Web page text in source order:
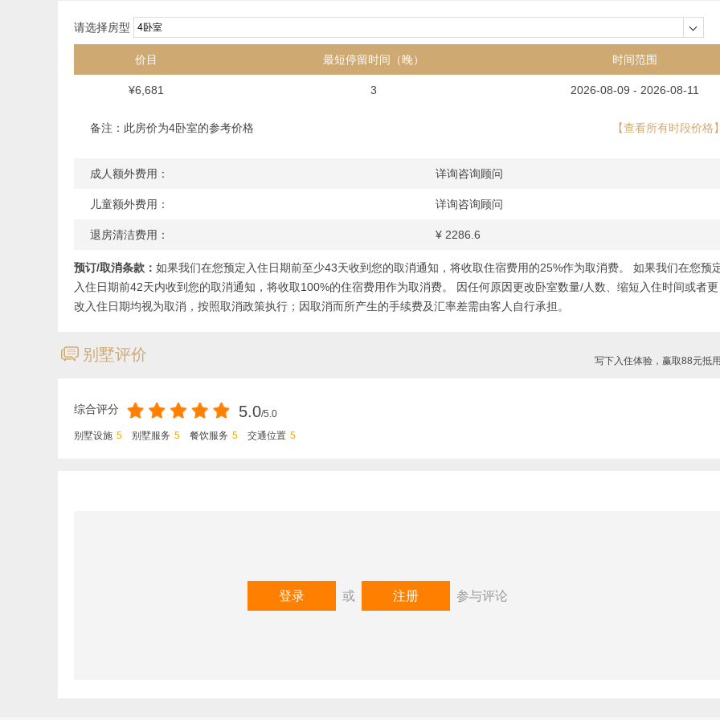
暖气
智能电视
音响系统
厨房
烤箱
咖啡/茶冲泡设备
炉灶
冰箱
厨房用具
桌游
免费服务：
请选择房型 4卧室
价目 最短停留时间（晚） 时间范围
¥6,681 3 2026-08-09 - 2026-08-11
备注：此房价为4卧室的参考价格 【查看所有时段价格
成人额外费用： 详询咨询顾问
儿童额外费用： 详询咨询顾问
退房清洁费用： ¥ 2286.6
预订/取消条款： 如果我们在您预定入住日期前至少43天收到您的取消通知，将收取住宿费用的25%作为取消费。 如果我们在您预
入住日期前42天内收到您的取消通知，将收取100%的住宿费用作为取消费。 因任何原因更改卧室数量/人数、缩短入住时间或者更
改入住日期均视为取消，按照取消政策执行；因取消而所产生的手续费及汇率差需由客人自行承担。
ጃ 别墅评价 写下入住体验，赢取88元抵
综合评分 5.0/5.0
别墅设施 5 别墅服务 5 餐饮服务 5 交通位置 5
登录 或 注册 参与评论